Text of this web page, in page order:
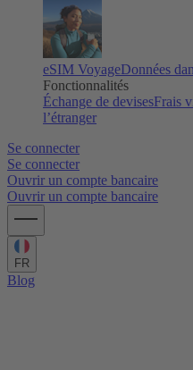
eSIM VoyageDonnées
Fonctionnalités
Échange de devisesFrais
l’étranger
Se connecter
Se connecter
Ouvrir un compte bancaire
Ouvrir un compte bancaire
FR
Blog